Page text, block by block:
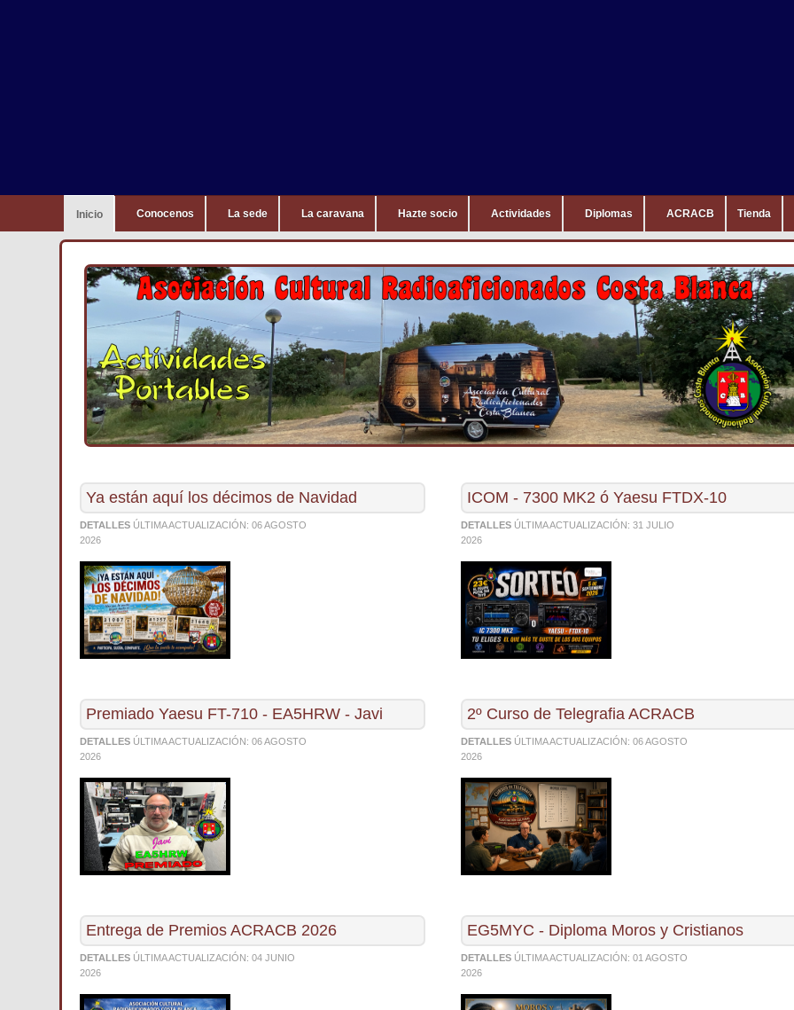
Inicio Conocenos La sede La caravana Hazte socio Actividades Diplomas ACRACB Tienda
Ya están aquí los décimos de Navidad
DETALLES ÚLTIMA ACTUALIZACIÓN: 06 AGOSTO
2026
ICOM - 7300 MK2 ó Yaesu FTDX-10
DETALLES ÚLTIMA ACTUALIZACIÓN: 31 JULIO
2026
Premiado Yaesu FT-710 - EA5HRW - Javi
DETALLES ÚLTIMA ACTUALIZACIÓN: 06 AGOSTO
2026
2º Curso de Telegrafia ACRACB
DETALLES ÚLTIMA ACTUALIZACIÓN: 06 AGOSTO
2026
Entrega de Premios ACRACB 2026
DETALLES ÚLTIMA ACTUALIZACIÓN: 04 JUNIO
2026
EG5MYC - Diploma Moros y Cristianos
DETALLES ÚLTIMA ACTUALIZACIÓN: 01 AGOSTO
2026